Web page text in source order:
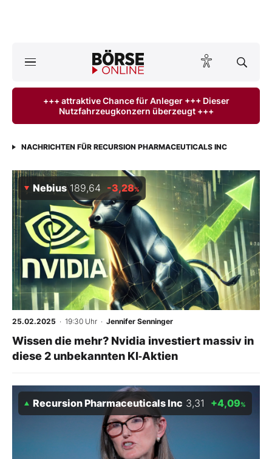
ktuelle Ausgabe BÖRSE ONLINE lesen
Anlageprodukte
Finanz-Check
Abo & Shop
BO-Musterdepots
Experten
Mein B:O
Mein Konto
Kontakt
+++ attraktive Chance für Anleger +++ Dieser
Nutzfahrzeugkonzern überzeugt +++
NACHRICHTEN FÜR RECURSION PHARMACEUTICALS INC
Nebius 189,64 -3,28%
25.02.2025 · 19:30 Uhr · Jennifer Senninger
Wissen die mehr? Nvidia investiert massiv in
diese 2 unbekannten KI‑Aktien
Recursion Pharmaceuticals Inc 3,31 +4,09%